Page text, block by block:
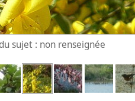
sujet : non renseignée